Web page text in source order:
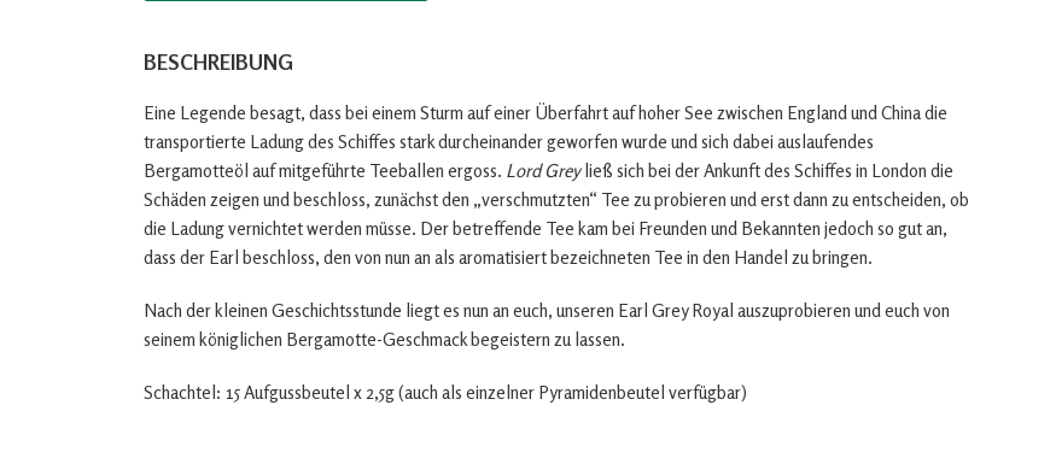
BESCHREIBUNG
Eine Legende besagt, dass bei einem Sturm auf einer Überfahrt auf hoher See zwischen England und China die
transportierte Ladung des Schiffes stark durcheinander geworfen wurde und sich dabei auslaufendes
Bergamotteöl auf mitgeführte Teeballen ergoss. Lord Greyließ sich bei der Ankunft des Schiffes in London die
Schäden zeigen und beschloss, zunächst den „verschmutzten“ Tee zu probieren und erst dann zu entscheiden, ob
die Ladung vernichtet werden müsse. Der betreffende Tee kam bei Freunden und Bekannten jedoch so gut an,
dass der Earl beschloss, den von nun an als aromatisiert bezeichneten Tee in den Handel zu bringen.
Nach der kleinen Geschichtsstunde liegt es nun an euch, unseren Earl Grey Royal auszuprobieren und euch von
seinem königlichen Bergamotte-Geschmack begeistern zu lassen.
Schachtel: 15 Aufgussbeutel x 2,5g (auch als einzelner Pyramidenbeutel verfügbar)